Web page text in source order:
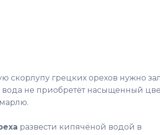
скорлупу грецких орехов нужно
вода не приобретёт насыщенный
развести кипячёной водой в